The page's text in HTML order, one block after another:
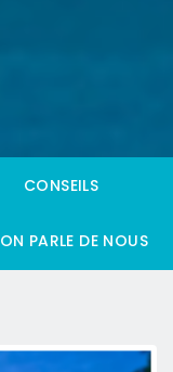
CONSEILS
ON PARLE DE NOUS